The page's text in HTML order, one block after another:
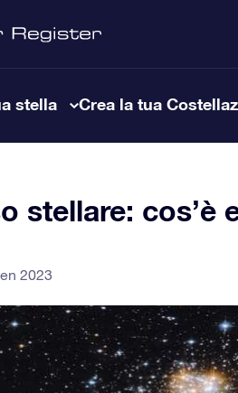
stella Crea la tua
stellare: cos’è
2023